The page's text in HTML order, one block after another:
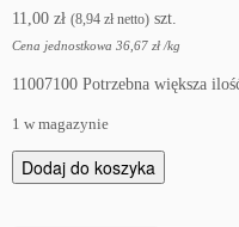
11,00 zł (8,94 zł netto) szt.
Cena jednostkowa 36,67 zł /kg
11007100 Potrzebna większa
1 w magazynie
l
Dodaj do koszyka